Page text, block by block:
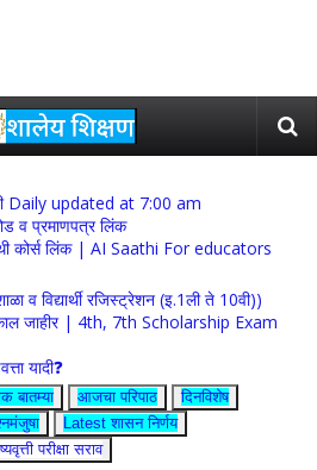
Daily updated at 7:00 am
व प्रमाणपत्र लिंक
कोर्स लिंक | AI Saathi For educators
व विद्यार्थी रजिस्ट्रेशन (इ.1ली ते 10वी))
जाहीर | 4th, 7th Scholarship Exam
यादी❓
बातम्या आजचा परिपाठ
दिनविशेष
Latest शासन निर्णय
परीक्षा सराव